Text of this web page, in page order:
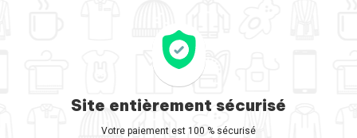
Site entièrement sécurisé
Votre paiement est 100 % sécurisé